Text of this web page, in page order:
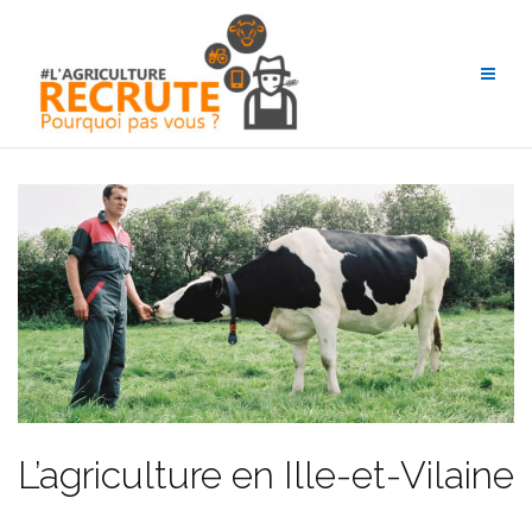
contenu
L’agriculture en Ille-et-Vilaine